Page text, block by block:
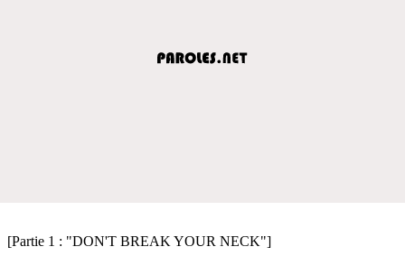
[Partie 1 : "DON'T BREAK YOUR NECK"]